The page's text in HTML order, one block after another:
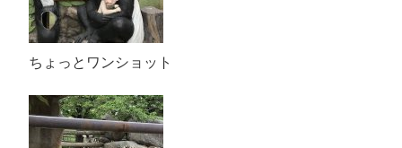
ちょっとワンショット